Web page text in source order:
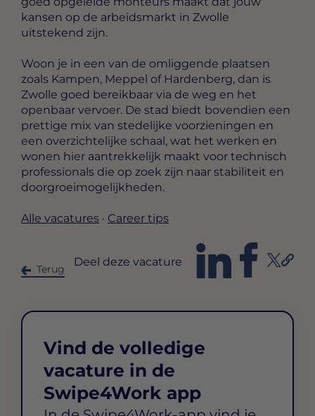
kansen op de arbeidsmarkt in Zwolle
uitstekend zijn.
Woon je in een van de omliggende plaatsen
zoals Kampen, Meppel of Hardenberg, dan is
Zwolle goed bereikbaar via de weg en het
openbaar vervoer. De stad biedt bovendien een
prettige mix van stedelijke voorzieningen en
een overzichtelijke schaal, wat het werken en
wonen hier aantrekkelijk maakt voor technisch
professionals die op zoek zijn naar stabiliteit en
doorgroeimogelijkheden.
Alle vacatures · Career tips
Terug
Deel deze vacature
Vind de volledige
vacature in de
Swipe4Work app